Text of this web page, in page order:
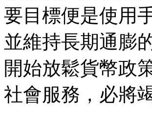
要目標便是使用
並維持長期通膨
開始放鬆貨幣政
社會服務，必將